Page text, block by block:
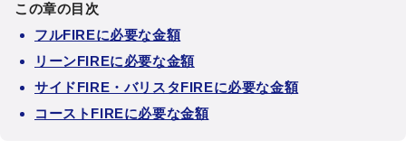
この章の目次
フルFIREに必要な金額
リーンFIREに必要な金額
サイドFIRE・バリスタFIREに必要な金額
コーストFIREに必要な金額